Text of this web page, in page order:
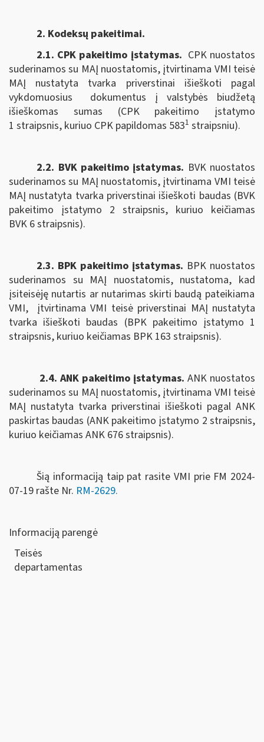
2. Kodeksų pakeitimai.
2.1. CPK pakeitimo įstatymas. CPK nuostatos
suderinamos su MAĮ nuostatomis, įtvirtinama VMI teisė
MAĮ nustatyta tvarka priverstinai išieškoti pagal
vykdomuosius dokumentus į valstybės biudžetą
išieškomas sumas (CPK pakeitimo įstatymo
1 straipsnis, kuriuo CPK papildomas 5831 straipsniu).
2.2. BVK pakeitimo įstatymas. BVK nuostatos
suderinamos su MAĮ nuostatomis, įtvirtinama VMI teisė
MAĮ nustatyta tvarka priverstinai išieškoti baudas (BVK
pakeitimo įstatymo 2 straipsnis, kuriuo keičiamas
BVK 6 straipsnis).
2.3. BPK pakeitimo įstatymas. BPK nuostatos
suderinamos su MAĮ nuostatomis, nustatoma, kad
įsiteisėję nutartis ar nutarimas skirti baudą pateikiama
VMI,
įtvirtinama VMI teisė priverstinai MAĮ nustatyta
tvarka išieškoti baudas (BPK pakeitimo įstatymo 1
straipsnis, kuriuo keičiamas BPK 163 straipsnis).
2.4. ANK pakeitimo įstatymas. ANK nuostatos
suderinamos su MAĮ nuostatomis, įtvirtinama VMI teisė
MAĮ nustatyta tvarka priverstinai išieškoti pagal ANK
paskirtas baudas (ANK pakeitimo įstatymo 2 straipsnis,
kuriuo keičiamas ANK 676 straipsnis).
Šią informaciją taip pat rasite VMI prie FM 2024-
07-19 rašte Nr. RM-2629.
Informaciją parengė
Teisės